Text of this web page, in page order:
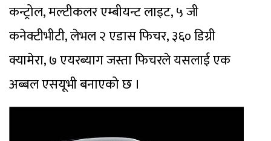
कन्ट्रोल, मल्टीकलर एम्बीयन्ट लाइट, ५ जी
कनेक्टीभीटी, लेभल २ एडास फिचर, ३६० डिग्री
क्यामेरा, ७ एयरब्याग जस्ता फिचरले यसलाई एक
अब्बल एसयूभी बनाएको छ ।